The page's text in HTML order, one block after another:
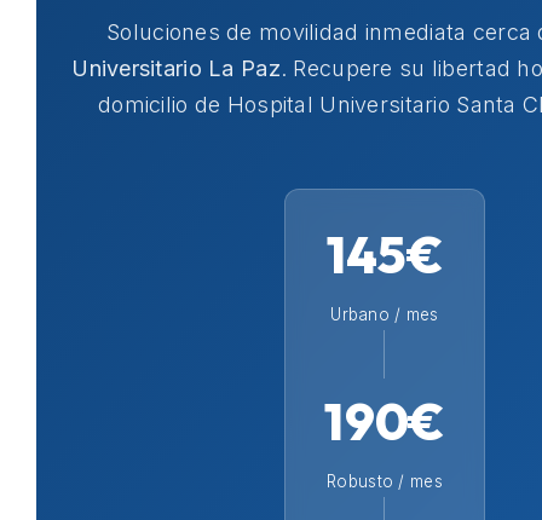
Soluciones de movilidad inmediata
Universitario La Paz. Recupere su libertad
domicilio de Hospital Universitario Santa
145€
Urbano / mes
190€
Robusto / mes